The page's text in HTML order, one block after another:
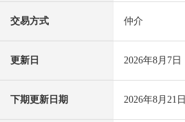
交易方式 仲介
更新日 2026年8月7日
下期更新日期 2026年8月21日